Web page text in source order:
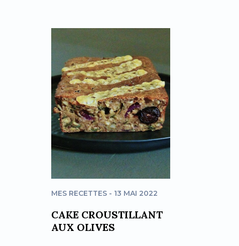
MES RECETTES - 13 MAI 2022
CAKE CROUSTILLANT
AUX OLIVES